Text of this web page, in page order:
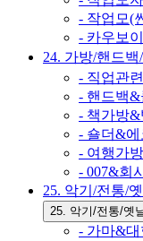
- 작업모(
- 카우보
24. 가방/핸드백
- 직업관
- 핸드백&
- 책가방
- 숄더&
- 여행가
- 007&회
25. 악기/전통/
25. 악기/전통/옛
- 가마&대